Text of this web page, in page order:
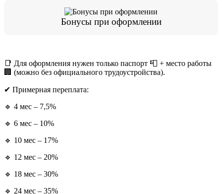
Бонусы при оформлении
📑 Для оформления нужен только паспорт 📮 + место работы
🏢 (можно без официального трудоустройства).
✔ Примерная переплата:
🔹 4 мес – 7,5%
🔹 6 мес – 10%
🔹 10 мес – 17%
🔹 12 мес – 20%
🔹 18 мес – 30%
🔹 24 мес – 35%